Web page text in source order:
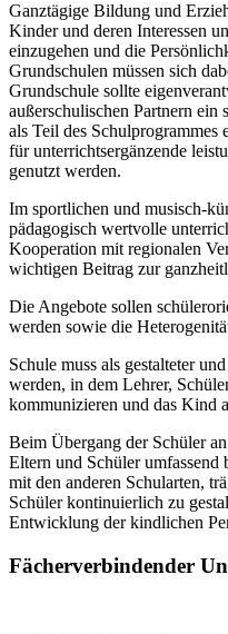
Ganztägige Bildung und
Kinder und deren Interessen
einzugehen und die
Grundschulen müssen sich
Grundschule sollte
außerschulischen Partnern ein
als Teil des Schulprogrammes
für unterrichtsergänzende
genutzt werden.
Im sportlichen und musisch-
pädagogisch wertvolle
Kooperation mit regionalen
wichtigen Beitrag zur
Die Angebote sollen
werden sowie die
Schule muss als gestalteter
werden, in dem Lehrer,
kommunizieren und das Kind
Beim Übergang der Schüler
Eltern und Schüler umfassend
mit den anderen Schularten,
Schüler kontinuierlich zu
Entwicklung der kindlichen
Fächerverbindender